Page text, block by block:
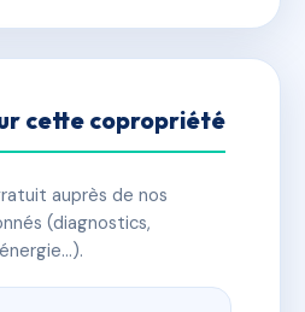
cette copropriété
auprès de nos
(diagnostics,